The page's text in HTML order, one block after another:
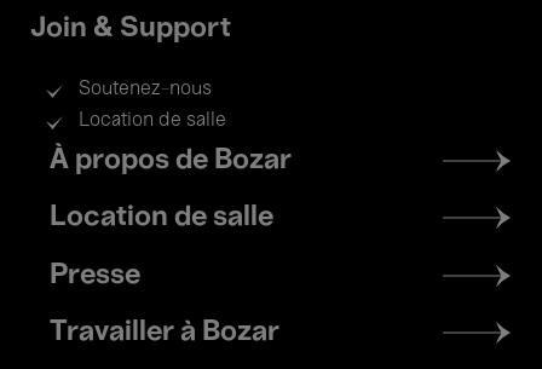
Join & Support
Soutenez-nous
Location de salle
Footer
menu
À propos de Bozar
Location de salle
Presse
Travailler à Bozar